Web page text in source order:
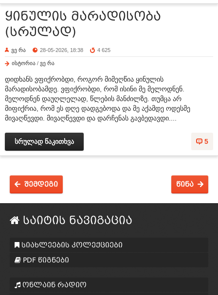
ყინულის მარადისობა
(სრულად)
ვე რა 28-05-2026, 18:38 4 625
ისტორია / ვე რა
დიდხანს ვფიქრობდი, როგორ მიმეღწია ყინულის
მარადისობამდე. ვფიქრობდი, რომ ისინი მე მელოდნენ.
მელოდნენ დაუღლელად, წლების მანძილზე. თუმცა არ
მიფიქრია, რომ ეს დღე დადგებოდა და მე აქამდე ოდესმე
მივაღწევდი. მივაღწევდი და დარჩენას გავბედავდი....
5
სრულად წაკითხვა
წინა
შემდეგი
საიტის ნავიგაცია
სიახლეების კოლექციები
PDF წიგნები
ონლაინ რადიო